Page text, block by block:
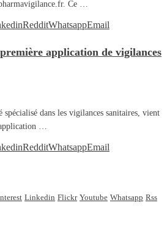
Ce …
RedditWhatsappEmail
application de vigilances
spécialisé dans les vigilances sanitaires, vient
…
RedditWhatsappEmail
Linkedin Flickr Youtube Whatsapp Rss